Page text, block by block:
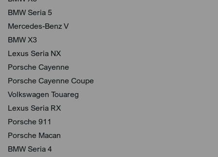
BMW Seria 5
Mercedes-Benz V
BMW X3
Lexus Seria NX
Porsche Cayenne
Porsche Cayenne Coupe
Volkswagen Touareg
Lexus Seria RX
Porsche 911
Porsche Macan
BMW Seria 4